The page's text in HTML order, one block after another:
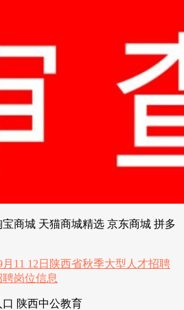
商城 天猫商城精选 京东商城 拼多
口 陕西中公教育